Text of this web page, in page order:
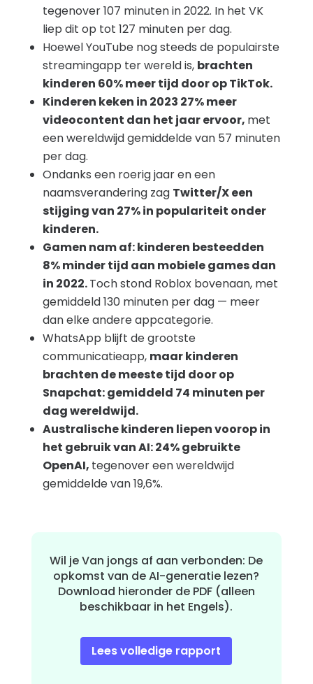
tegenover 107 minuten in 2022. In het VK
liep dit op tot 127 minuten per dag.
Hoewel YouTube nog steeds de populairste
streamingapp ter wereld is, brachten
kinderen 60% meer tijd door op TikTok.
Kinderen keken in 2023 27% meer
videocontent dan het jaar ervoor, met
een wereldwijd gemiddelde van 57 minuten
per dag.
Ondanks een roerig jaar en een
naamsverandering zag Twitter/X een
stijging van 27% in populariteit onder
kinderen.
Gamen nam af: kinderen besteedden
8% minder tijd aan mobiele games dan
in 2022.Toch stond Roblox bovenaan, met
gemiddeld 130 minuten per dag — meer
dan elke andere appcategorie.
WhatsApp blijft de grootste
communicatieapp, maar kinderen
brachten de meeste tijd door op
Snapchat: gemiddeld 74 minuten per
dag wereldwijd.
Australische kinderen liepen voorop in
het gebruik van AI: 24% gebruikte
OpenAI, tegenover een wereldwijd
gemiddelde van 19,6%.
Wil je Van jongs af aan verbonden: De
opkomst van de AI-generatie lezen?
Download hieronder de PDF (alleen
beschikbaar in het Engels).
Lees volledige rapport